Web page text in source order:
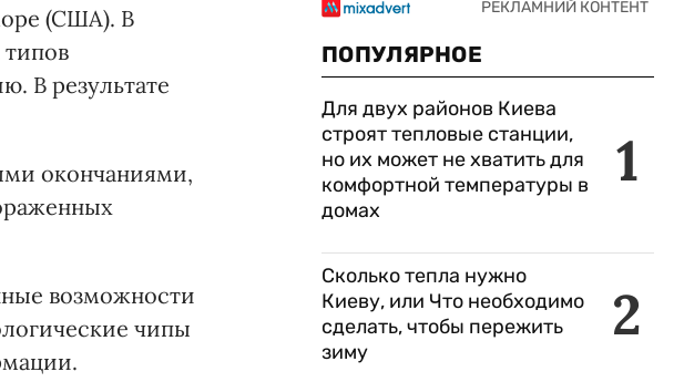
(США). В
В результате
окончаниями,
возможности
чипы
ПОПУЛЯРНОЕ
1
Для двух районов Киева
строят тепловые станции,
но их может не хватить для
комфортной температуры в
домах
2
Сколько тепла нужно
Киеву, или Что необходимо
сделать, чтобы пережить
зиму